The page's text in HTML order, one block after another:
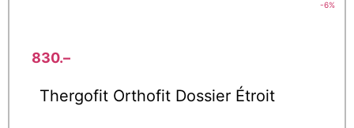
-6%
830.–
Thergofit Orthofit Dossier Étroit